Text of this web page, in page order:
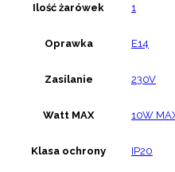
Ilość żarówek 1
Oprawka E14
Zasilanie 230V
Watt MAX 10W
Klasa ochrony IP20